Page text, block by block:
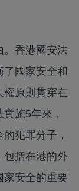
。香港國安法
了國家安全和
權原則貫穿在
施5年來，
犯罪分子，
包括在港的外
家安全的重要